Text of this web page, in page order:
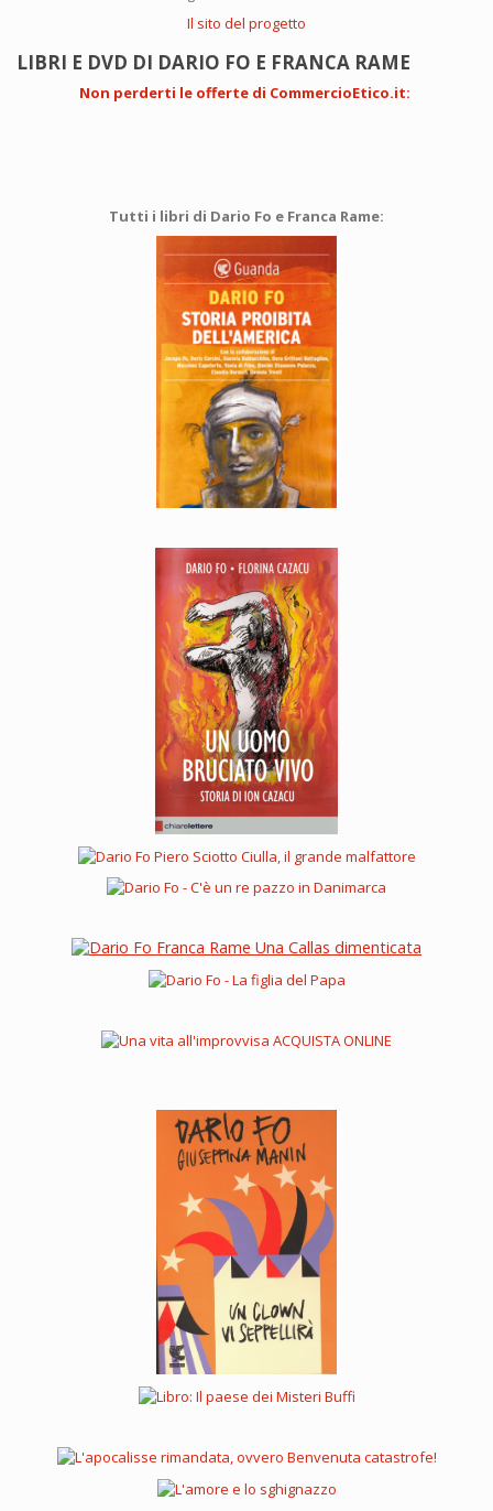
Il sito del progetto
LIBRI E DVD DI DARIO FO E FRANCA RAME
Non perderti le offerte di CommercioEtico.it:
Tutti i libri di Dario Fo e Franca Rame: